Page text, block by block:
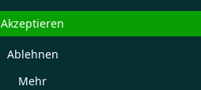
Mehr
Ablehnen
Akzeptieren